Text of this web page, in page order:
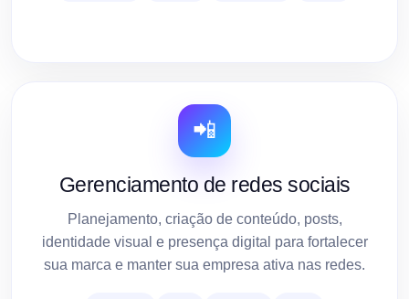
📲
Gerenciamento de redes sociais
Planejamento, criação de conteúdo, posts,
identidade visual e presença digital para fortalecer
sua marca e manter sua empresa ativa nas redes.